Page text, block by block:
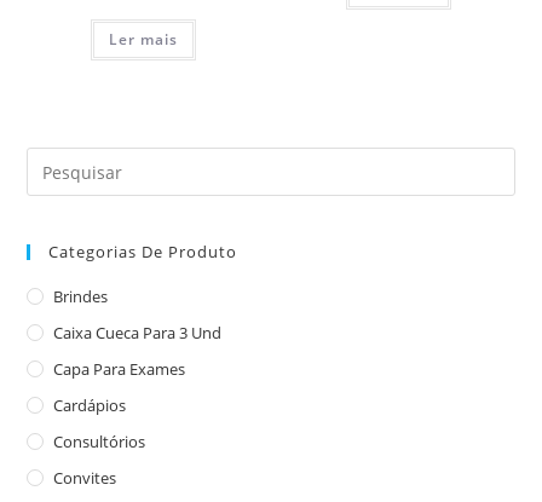
Ler mais
Categorias De Produto
Brindes
Caixa Cueca Para 3 Und
Capa Para Exames
Cardápios
Consultórios
Convites